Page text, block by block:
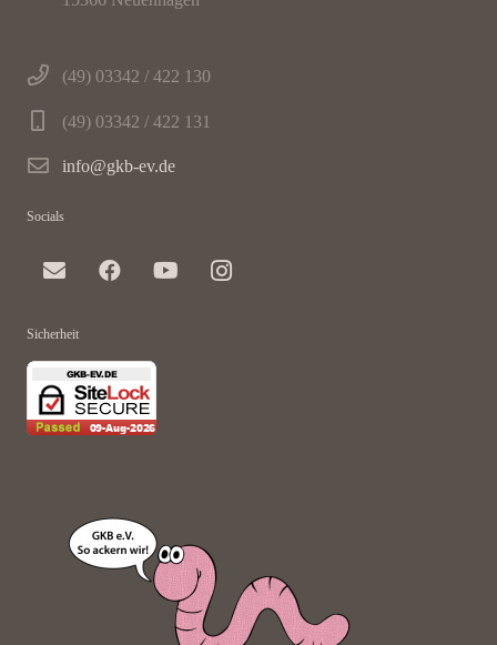
(49) 03342 / 422 130
(49) 03342 / 422 131
info@gkb-ev.de
Socials
Sicherheit